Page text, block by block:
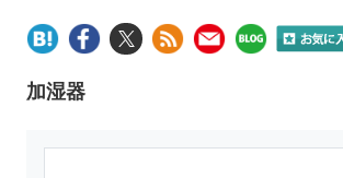
加湿器